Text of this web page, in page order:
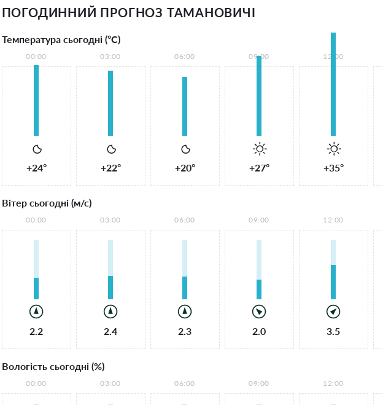
ПОГОДИННИЙ ПРОГНОЗ ТАМАНОВИЧІ
Температура сьогодні (°С)
00:00
+24°
03:00
+22°
06:00
+20°
09:00
+27°
12:00
+35°
Вітер сьогодні (м/с)
00:00
2.2
03:00
2.4
06:00
2.3
09:00
2.0
12:00
3.5
Вологість сьогодні (%)
00:00 03:00 06:00 09:00 12:00